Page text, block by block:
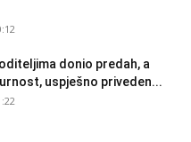
donio predah, a
uspješno priveden...